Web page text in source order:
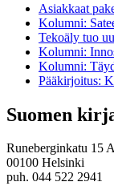
Asiakkaat
Kolumni:
Tekoäly tuo
Kolumni:
Kolumni:
Pääkirjoitus:
Suomen
Runeberginkatu 15
00100 Helsinki
puh. 044 522 2941